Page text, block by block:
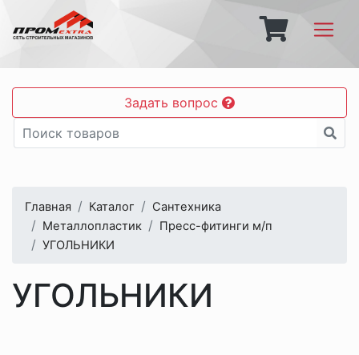
Задать вопрос
Главная Каталог
Сантехника
Металлопластик
Пресс-фитинги м/п
УГОЛЬНИКИ
УГОЛЬНИКИ